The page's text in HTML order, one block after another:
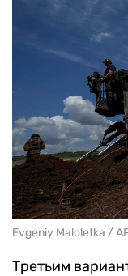
Evgeniy Maloletka /
Третьим